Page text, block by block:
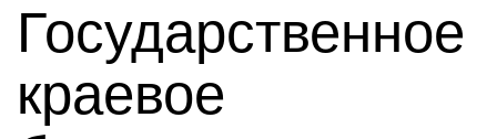
Государственное
краевое